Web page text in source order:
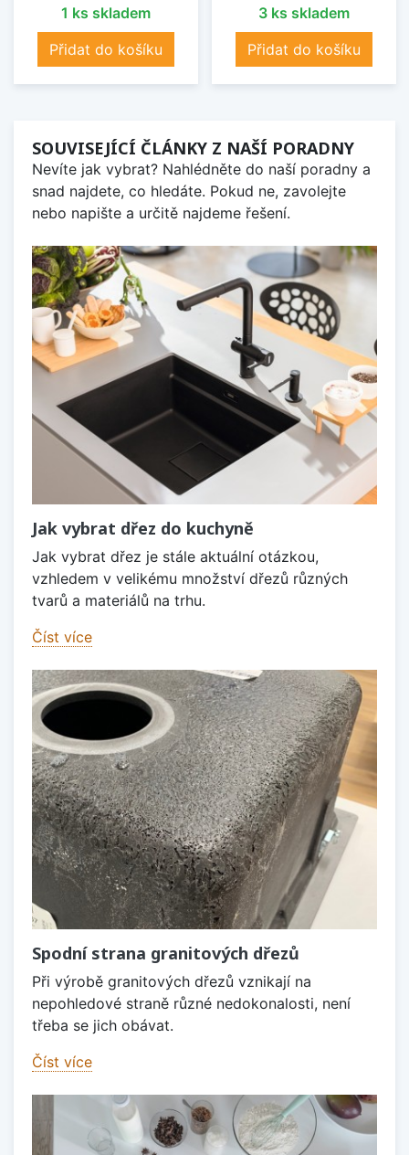
1 ks skladem
Přidat do košíku
3 ks skladem
Přidat do košíku
SOUVISEJÍCÍ ČLÁNKY Z NAŠÍ PORADNY
Nevíte jak vybrat? Nahlédněte do naší poradny a
snad najdete, co hledáte. Pokud ne, zavolejte
nebo napište a určitě najdeme řešení.
Jak vybrat dřez do kuchyně
Jak vybrat dřez je stále aktuální otázkou,
vzhledem v velikému množství dřezů různých
tvarů a materiálů na trhu.
Číst více
Spodní strana granitových dřezů
Při výrobě granitových dřezů vznikají na
nepohledové straně různé nedokonalosti, není
třeba se jich obávat.
Číst více